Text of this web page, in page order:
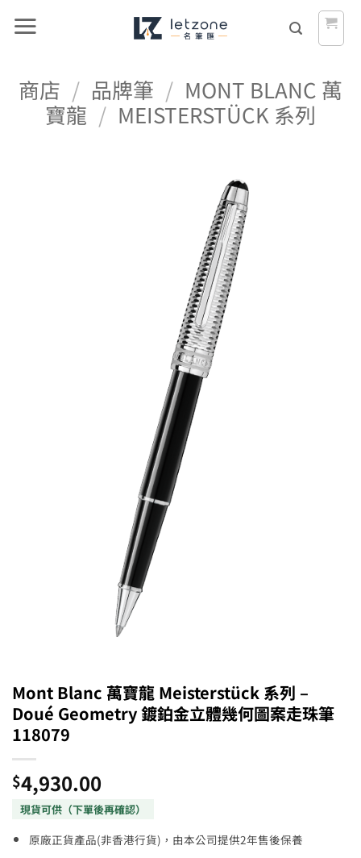
商店 / 品牌筆 / MONT BLANC 萬
寶龍 / MEISTERSTÜCK 系列
Mont Blanc 萬寶龍 Meisterstück 系列 –
Doué Geometry 鍍鉑金立體幾何圖案走珠筆
118079
$4,930.00
原廠正貨產品(非香港行貨)，由本公司提供2年售後保養